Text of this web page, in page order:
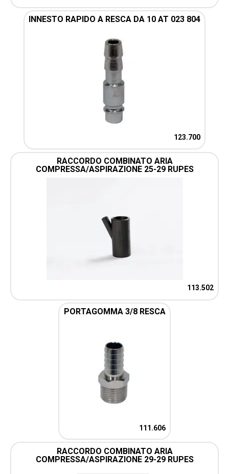
INNESTO RAPIDO A RESCA DA 10 AT 023 804
123.700
RACCORDO COMBINATO ARIA
COMPRESSA/ASPIRAZIONE 25-29 RUPES
113.502
PORTAGOMMA 3/8 RESCA
111.606
RACCORDO COMBINATO ARIA
COMPRESSA/ASPIRAZIONE 29-29 RUPES